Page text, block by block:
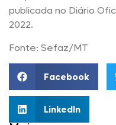
publicada no Diário
2022.
Fonte: Sefaz/MT
Facebook
LinkedIn